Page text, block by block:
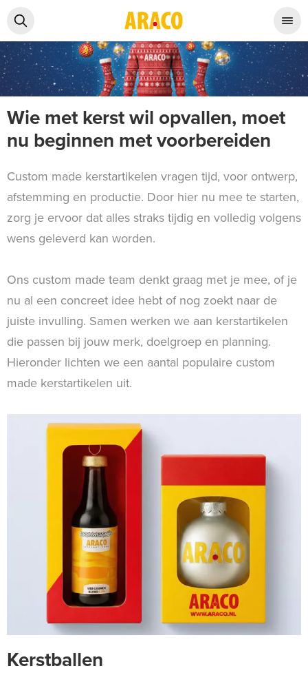
Wie met kerst wil opvallen, moet
nu beginnen met voorbereiden
Custom made kerstartikelen vragen tijd, voor ontwerp,
afstemming en productie. Door hier nu mee te starten,
zorg je ervoor dat alles straks tijdig en volledig volgens
wens geleverd kan worden.
Ons custom made team denkt graag met je mee, of je
nu al een concreet idee hebt of nog zoekt naar de
juiste invulling. Samen werken we aan kerstartikelen
die passen bij jouw merk, doelgroep en planning.
Hieronder lichten we een aantal populaire custom
made kerstartikelen uit.
Kerstballen